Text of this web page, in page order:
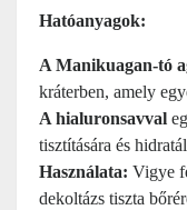
Hatóanyagok:
A Manikuagan-tó
kráterben, amely
A hialuronsavval
tisztítására és
Használata: Vigye
dekoltázs tiszta